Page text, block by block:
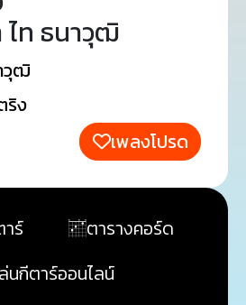
ไท ธนาวุฒิ
วุฒิ
ริง
เพลงโปรด
ร์
ตารางคอร์ด
นกีตาร์ออนไลน์